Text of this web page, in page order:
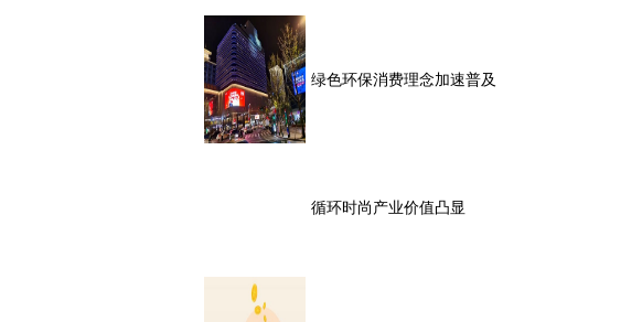
绿色环保消费理念加速普及
循环时尚产业价值凸显